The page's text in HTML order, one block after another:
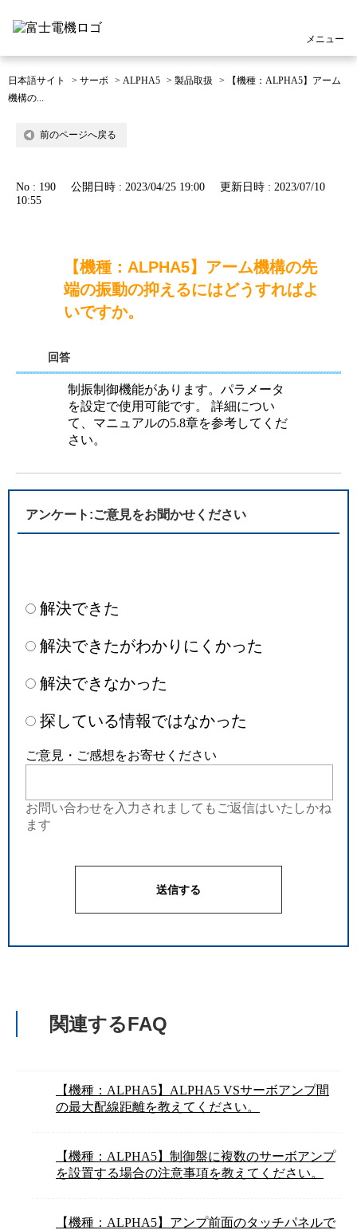
メニュー
日本語サイト > サーボ > ALPHA5 > 製品取扱 >
【機種：ALPHA5】アーム
機構の...
前のページへ戻る
No : 190 公開日時 : 2023/04/25 19:00
更新日時 : 2023/07/10
10:55
【機種：ALPHA5】アーム機構の先
端の振動の抑えるにはどうすればよ
いですか。
回答
制振制御機能があります。パラメータ
を設定で使用可能です。 詳細につい
て、マニュアルの5.8章を参考してくだ
さい。
アンケート:ご意見をお聞かせください
解決できた
解決できたがわかりにくかった
解決できなかった
探している情報ではなかった
ご意見・ご感想をお寄せください
お問い合わせを入力されましてもご返信はいたしかね
ます
関連するFAQ
【機種：ALPHA5】ALPHA5 VSサーボアンプ間
の最大配線距離を教えてください。
【機種：ALPHA5】制御盤に複数のサーボアンプ
を設置する場合の注意事項を教えてください。
【機種：ALPHA5】アンプ前面のタッチパネルで